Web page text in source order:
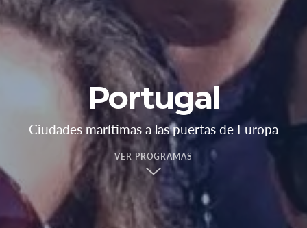
Portugal
Ciudades marítimas a las puertas de Europa
VER PROGRAMAS